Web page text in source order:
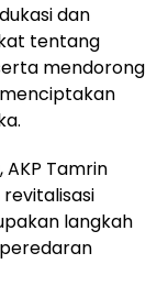
dan
tentang
mendorong
AKP Tamrin
langkah